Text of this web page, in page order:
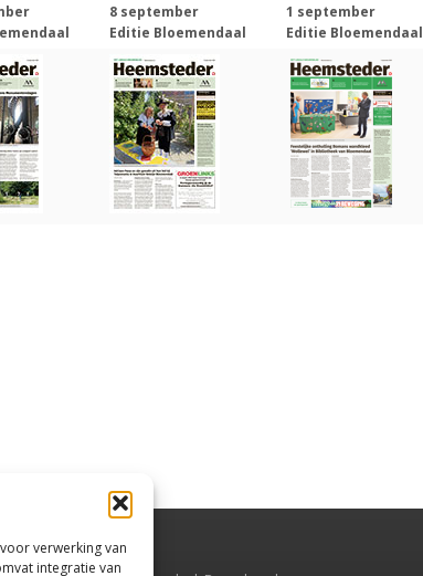
verwerking van
integratie van
8 september
Editie Bloemendaal
1 september
Editie Bloemendaal